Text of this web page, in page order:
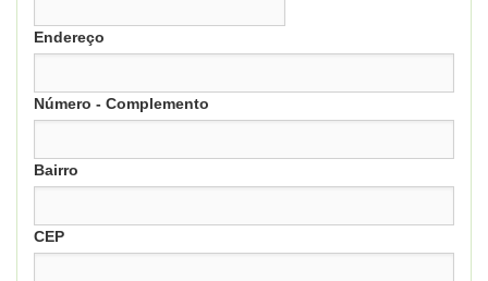
Endereço
Número - Complemento
Bairro
CEP